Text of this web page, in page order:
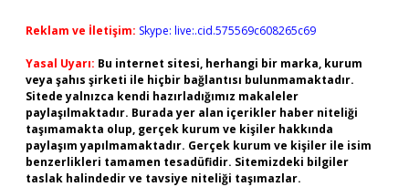
Reklam ve İletişim: Skype: live:.cid.575569c608265c69
Yasal Uyarı: Bu internet sitesi, herhangi bir marka, kurum
veya şahıs şirketi ile hiçbir bağlantısı bulunmamaktadır.
Sitede yalnızca kendi hazırladığımız makaleler
paylaşılmaktadır. Burada yer alan içerikler haber niteliği
taşımamakta olup, gerçek kurum ve kişiler hakkında
paylaşım yapılmamaktadır. Gerçek kurum ve kişiler ile isim
benzerlikleri tamamen tesadüfidir. Sitemizdeki bilgiler
taslak halindedir ve tavsiye niteliği taşımazlar.